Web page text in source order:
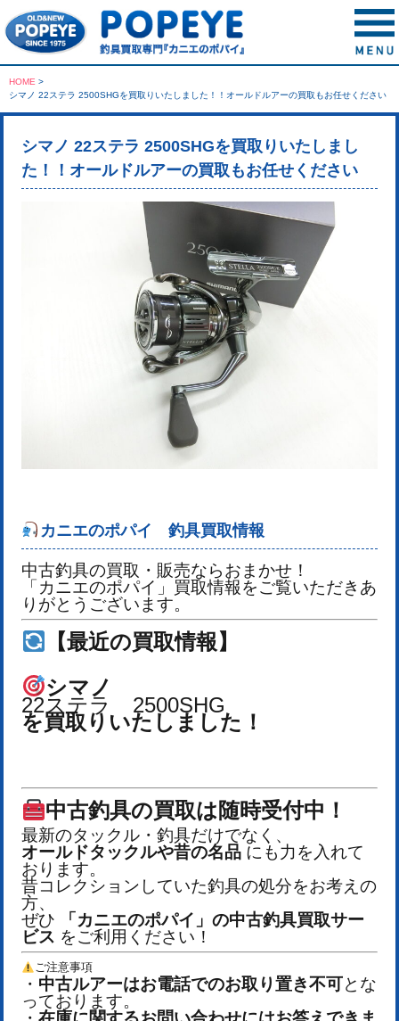
HOME >
シマノ 22ステラ 2500SHGを買取りいたしました！！オールドルアーの買取もお任せください
シマノ 22ステラ 2500SHGを買取りいたしまし
た！！オールドルアーの買取もお任せください
カニエのポパイ 釣具買取情報
中古釣具の買取・販売ならおまかせ！
「カニエのポパイ」買取情報をご覧いただきあ
りがとうございます。
【最近の買取情報】
シマノ
22ステラ 2500SHG
を買取りいたしました！
中古釣具の買取は随時受付中！
最新のタックル・釣具だけでなく、
オールドタックルや昔の名品 にも力を入れて
おります。
昔コレクションしていた釣具の処分をお考えの
方、
ぜひ
「カニエのポパイ」の中古釣具買取サー
ビス をご利用ください！
ご注意事項
・ 中古ルアーはお電話でのお取り置き不可とな
っております。